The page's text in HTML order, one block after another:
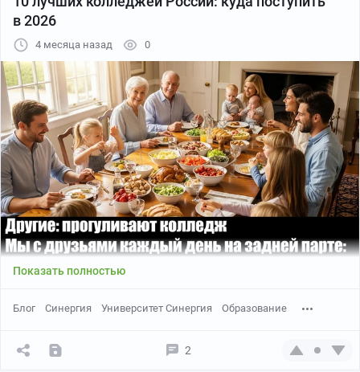
в 2026
4 месяца назад 0
Показать полностью
Блог Синергия Университет Синергия Образование
2